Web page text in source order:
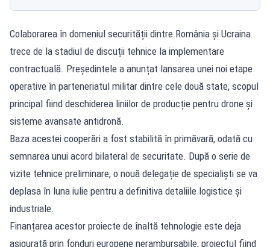
Colaborarea în domeniul securității dintre România și Ucraina
trece de la stadiul de discuții tehnice la implementare
contractuală. Președintele a anunțat lansarea unei noi etape
operative în parteneriatul militar dintre cele două state, scopul
principal fiind deschiderea liniilor de producție pentru drone și
sisteme avansate antidronă.
Baza acestei cooperări a fost stabilită în primăvară, odată cu
semnarea unui acord bilateral de securitate. După o serie de
vizite tehnice preliminare, o nouă delegație de specialiști se va
deplasa în luna iulie pentru a definitiva detaliile logistice și
industriale.
Finanțarea acestor proiecte de înaltă tehnologie este deja
asigurată prin fonduri europene nerambursabile, proiectul fiind